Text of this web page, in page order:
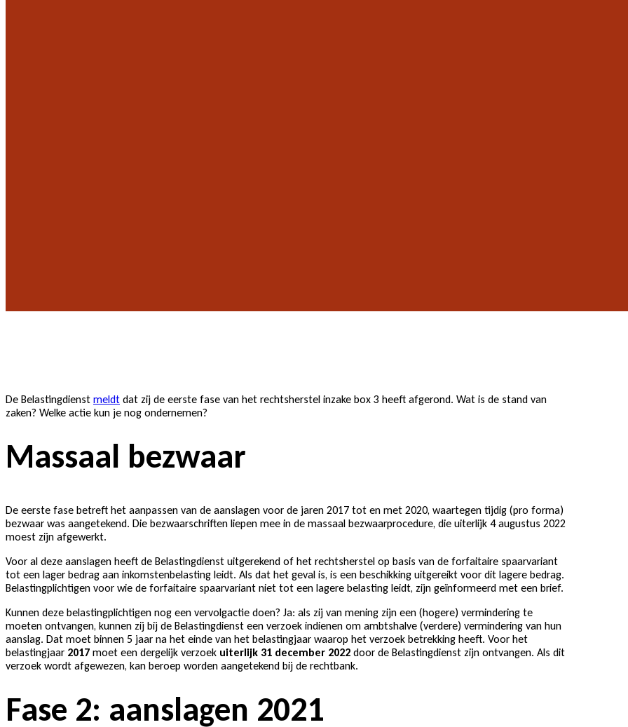
De Belastingdienst meldt dat zij de eerste fase van het rechtsherstel inzake box 3 heeft afgerond. Wat is de stand van
zaken? Welke actie kun je nog ondernemen?
Massaal bezwaar
De eerste fase betreft het aanpassen van de aanslagen voor de jaren 2017 tot en met 2020, waartegen tijdig (pro forma)
bezwaar was aangetekend. Die bezwaarschriften liepen mee in de massaal bezwaarprocedure, die uiterlijk 4 augustus 2022
moest zijn afgewerkt.
Voor al deze aanslagen heeft de Belastingdienst uitgerekend of het rechtsherstel op basis van de forfaitaire spaarvariant
tot een lager bedrag aan inkomstenbelasting leidt. Als dat het geval is, is een beschikking uitgereikt voor dit lagere bedrag.
Belastingplichtigen voor wie de forfaitaire spaarvariant niet tot een lagere belasting leidt, zijn geïnformeerd met een brief.
Kunnen deze belastingplichtigen nog een vervolgactie doen? Ja: als zij van mening zijn een (hogere) vermindering te
moeten ontvangen, kunnen zij bij de Belastingdienst een verzoek indienen om ambtshalve (verdere) vermindering van hun
aanslag. Dat moet binnen 5 jaar na het einde van het belastingjaar waarop het verzoek betrekking heeft. Voor het
belastingjaar 2017 moet een dergelijk verzoek uiterlijk 31 december 2022 door de Belastingdienst zijn ontvangen. Als dit
verzoek wordt afgewezen, kan beroep worden aangetekend bij de rechtbank.
Fase 2: aanslagen 2021